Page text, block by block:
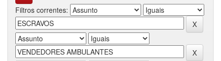
Filtros correntes: